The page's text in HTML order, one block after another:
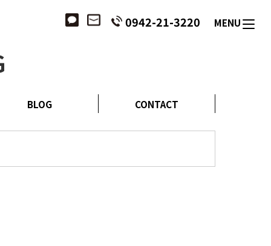
0942-21-3220 MENU
BLOG
ブログ
CONTACT
お問合せ